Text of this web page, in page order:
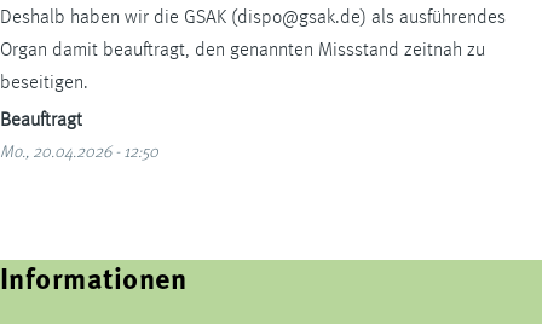
Deshalb haben wir die GSAK (dispo@gsak.de) als ausführendes
Organ damit beauftragt, den genannten Missstand zeitnah zu
beseitigen.
Beauftragt
Mo., 20.04.2026 - 12:50
Informationen